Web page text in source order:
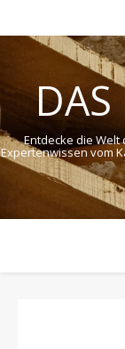
DAS
Entdecke die Welt
Expertenwissen vom